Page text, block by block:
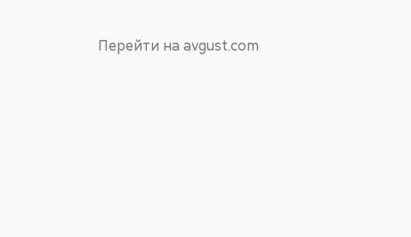
Перейти на avgust.com